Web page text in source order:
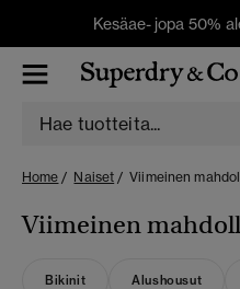
Kesäae- jopa 50%
Home Naiset Viimeinen
Viimeinen
Bikinit Alushousut